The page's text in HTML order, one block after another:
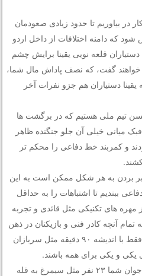
در بیاوریم تا حدود زیادی صعودمان
که دامنه اختلافات از داخل اردو
قلعه نویی یقینا برایش چشم
خواهند گفت، که نصف پاداش مال شما،
هم برای ۴۰ نفر که یقینا دستیاران هم جزو نفرات آخر
تیم ملی هستیم که در برگشت ها
میانی خیلی آن جلو جنگنده ظاهر
و کمربند خط دفاعی را محکم تر
بر بردن به هر شکل ممکن است به این
ببندیم تا اشتباهات را به حداقل
مهره های تکنیکی مثل قائدی و تجربه
آنچه کادر فنی و بازیکنان در ذهن
دارند را توی هتل بسته بندی کنند و فقط با اندیشه ۹۰ دقیقه مثل سربازان
یکی و یکی برای همه باشند.
بیاد داشته باشید که از بین میلیونها جوان شما ۲۳ نفر مثل سیمرغ به قله